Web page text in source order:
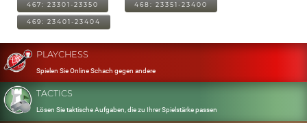
467: 23301-23350 468: 23351-23400
469: 23401-23404
PLAYCHESS
Spielen Sie Online Schach gegen andere
TACTICS
Lösen Sie taktische Aufgaben, die zu Ihrer Spielstärke passen